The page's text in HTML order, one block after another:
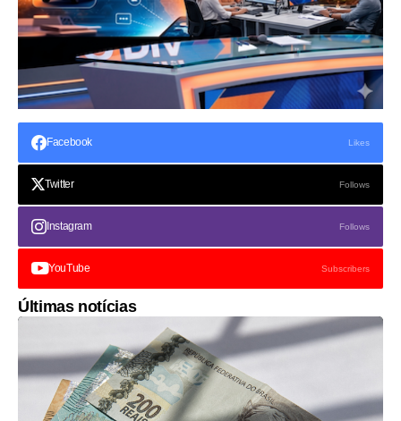
Facebook Likes
Twitter Follows
Instagram Follows
YouTube Subscribers
Últimas notícias